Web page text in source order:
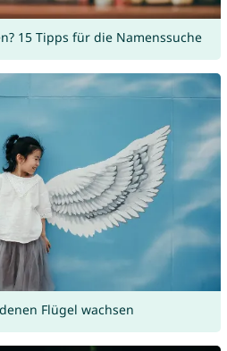
15 Tipps für die Namenssuche
Flügel wachsen